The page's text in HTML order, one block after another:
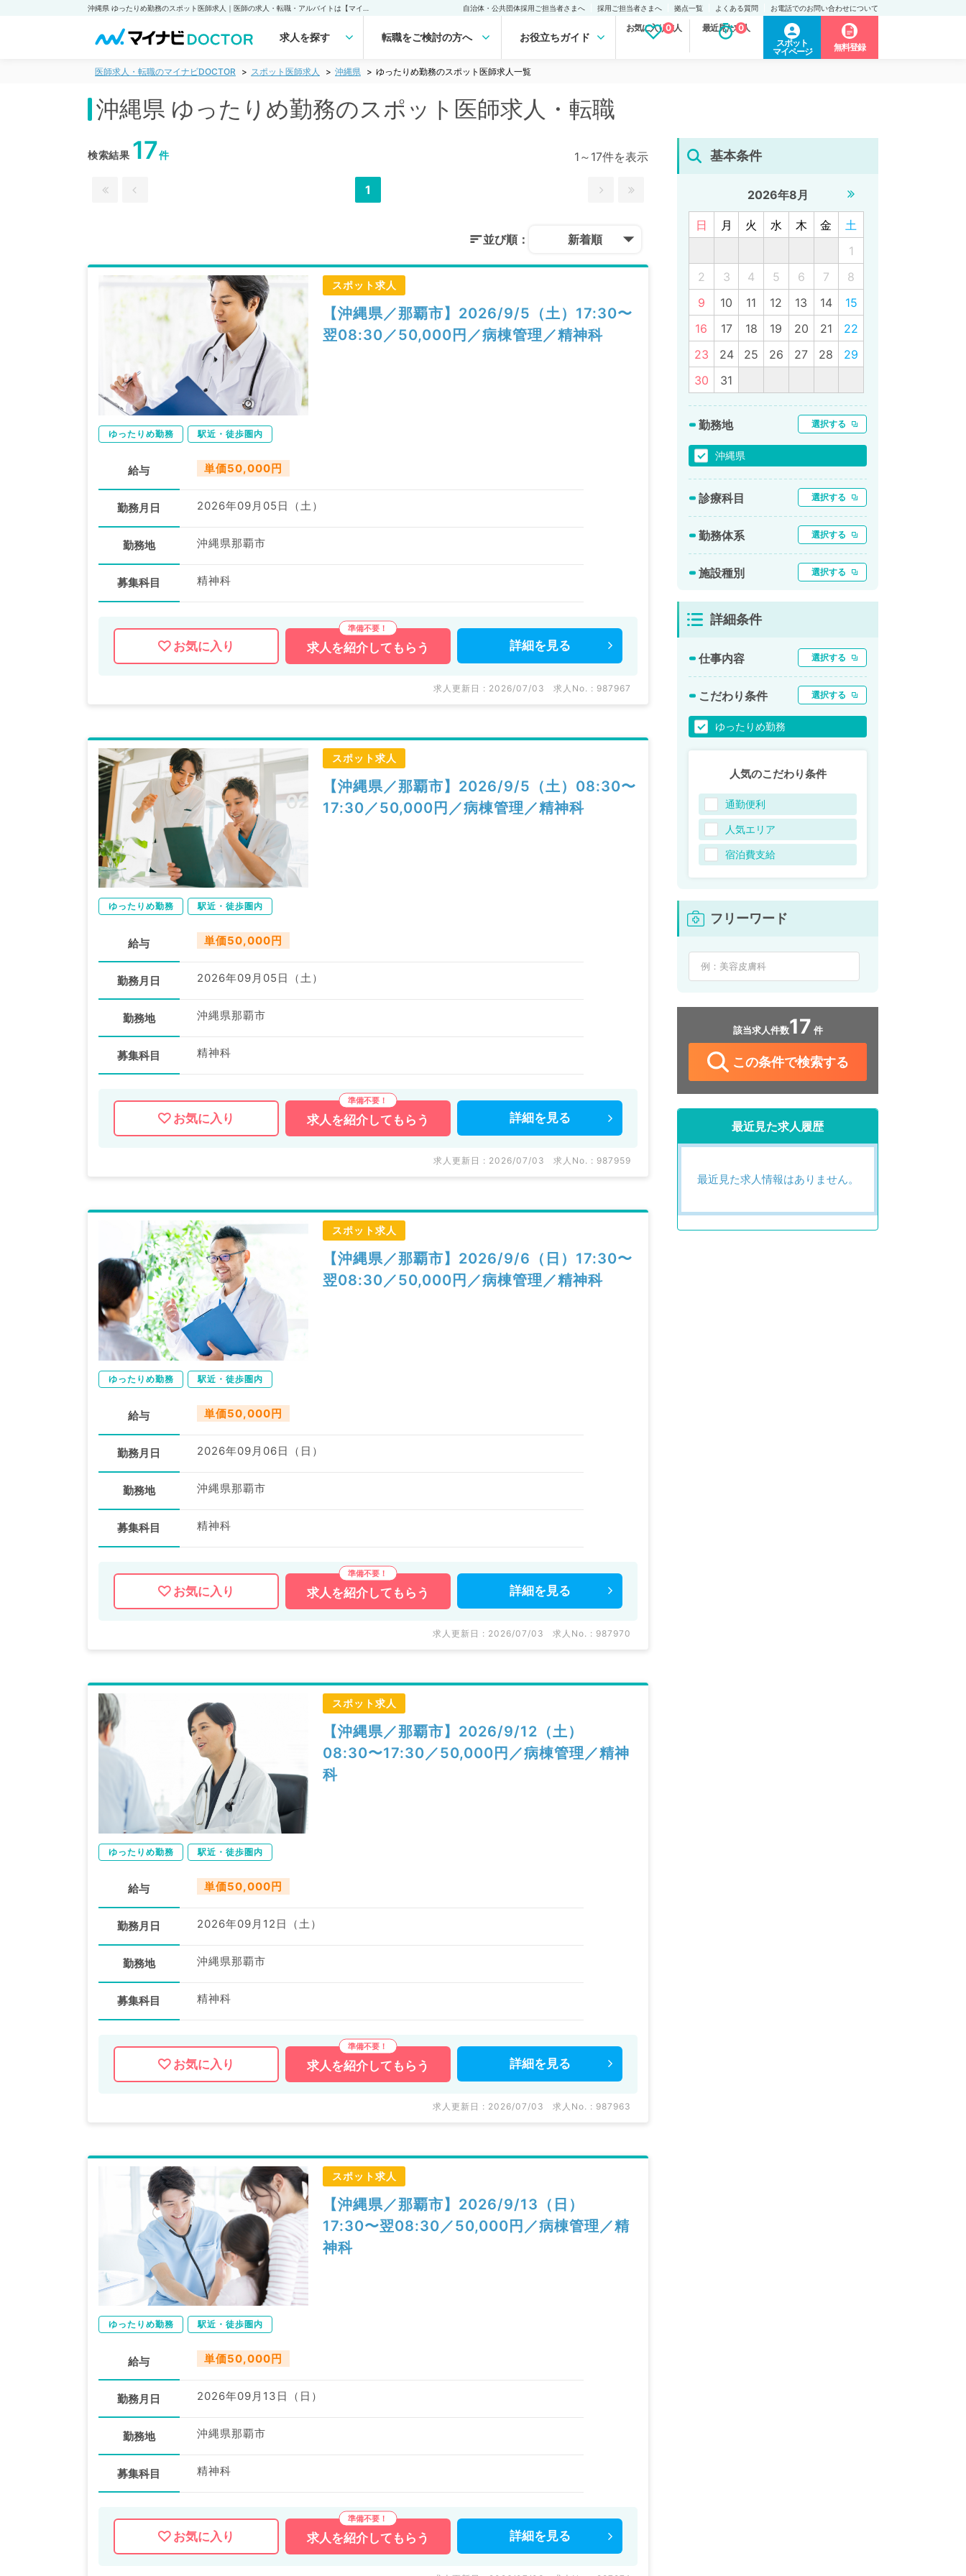
自治体・公共団体採用ご担当者さまへ 採用ご担当者さまへ 拠点一覧 よくある質問 お電話でのお問い合わせについて
求人を探す 転職をご検討の方へ お役立ちガイド
お気に入り求人
0 最近見た求人
0
スポット
マイページ
無料登録
医師求人・転職のマイナビDOCTOR スポット医師求人 沖縄県 ゆったりめ勤務のスポット医師求人一覧
沖縄県 ゆったりめ勤務のスポット医師求人・転職
検索結果 17件 1～17件を表示
1
並び順： 新着順
スポット求人
【沖縄県／那覇市】2026/9/5（土）17:30〜
翌08:30／50,000円／病棟管理／精神科
ゆったりめ勤務 駅近・徒歩圏内
給与 単価50,000円
勤務月日 2026年09月05日（土）
勤務地 沖縄県那覇市
募集科目 精神科
お気に入り 求人を紹介してもらう 詳細を 見る
求人更新日 : 2026/07/03 求人No. : 987967
スポット求人
【沖縄県／那覇市】2026/9/5（土）08:30〜
17:30／50,000円／病棟管理／精神科
ゆったりめ勤務 駅近・徒歩圏内
給与 単価50,000円
勤務月日 2026年09月05日（土）
勤務地 沖縄県那覇市
募集科目 精神科
お気に入り 求人を紹介してもらう 詳細を 見る
求人更新日 : 2026/07/03 求人No. : 987959
スポット求人
【沖縄県／那覇市】2026/9/6（日）17:30〜
翌08:30／50,000円／病棟管理／精神科
ゆったりめ勤務 駅近・徒歩圏内
給与 単価50,000円
勤務月日 2026年09月06日（日）
勤務地 沖縄県那覇市
募集科目 精神科
お気に入り 求人を紹介してもらう 詳細を 見る
求人更新日 : 2026/07/03 求人No. : 987970
スポット求人
【沖縄県／那覇市】2026/9/12（土）
08:30〜17:30／50,000円／病棟管理／精神
科
ゆったりめ勤務 駅近・徒歩圏内
給与 単価50,000円
勤務月日 2026年09月12日（土）
勤務地 沖縄県那覇市
募集科目 精神科
お気に入り 求人を紹介してもらう 詳細を 見る
求人更新日 : 2026/07/03 求人No. : 987963
スポット求人
【沖縄県／那覇市】2026/9/13（日）
17:30〜翌08:30／50,000円／病棟管理／精
神科
ゆったりめ勤務 駅近・徒歩圏内
給与 単価50,000円
勤務月日 2026年09月13日（日）
勤務地 沖縄県那覇市
募集科目 精神科
お気に入り 求人を紹介してもらう 詳細を 見る
基本条件
2026年8月
日 月 火 水 木 金
土
1
2
3 4 5 6 7
8
9
10 11 12 13 14
15
16
17 18 19 20 21
22
23
24 25 26 27 28
29
30
31
勤務地 選択する
沖縄県
診療科目 選択する
勤務体系 選択する
施設種別 選択する
詳細条件
仕事内容 選択する
こだわり条件 選択する
ゆったりめ勤務
人気のこだわり条件
通勤便利
人気エリア
宿泊費支給
フリーワード
該当求人件数17 件
この条件で検索する
最近見た求人履歴
最近見た求人情報はありません。